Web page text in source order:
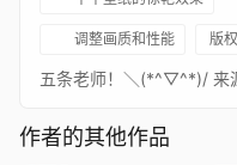
调整画质和性能 版
作者的其他作品